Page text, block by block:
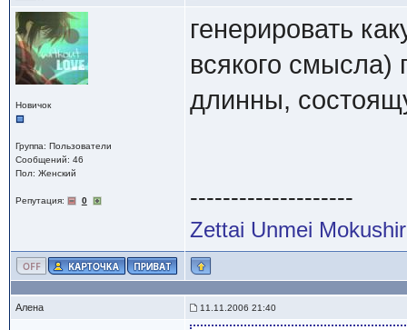
Новичок
Группа: Пользователи
Сообщений: 46
Пол: Женский
Репутация: 0
генерировать
всякого смысла)
длинны,
--------------------
Zettai Unmei
Алена 11.11.2006 21:40